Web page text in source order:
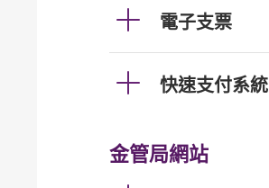
電子支票
快速支付系統
金管局網站